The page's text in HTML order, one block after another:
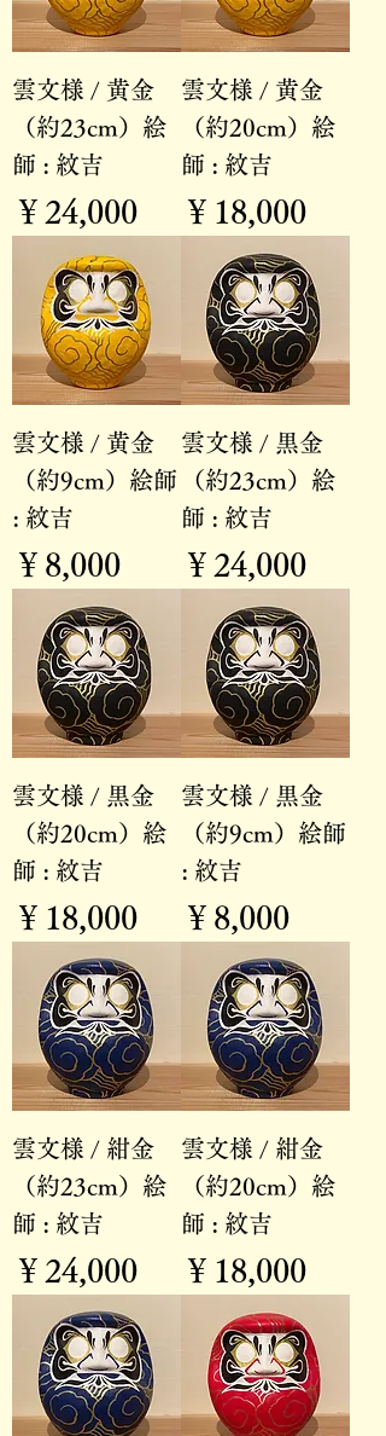
雲文様 / 黄金
（約23cm）絵
師 : 紋吉
価格
￥24,000
雲文様 / 黄金
（約20cm）絵
師 : 紋吉
価格
￥18,000
雲文様 / 黄金
（約9cm）絵師
: 紋吉
価格
￥8,000
雲文様 / 黒金
（約23cm）絵
師 : 紋吉
価格
￥24,000
雲文様 / 黒金
（約20cm）絵
師 : 紋吉
価格
￥18,000
雲文様 / 黒金
（約9cm）絵師
: 紋吉
価格
￥8,000
雲文様 / 紺金
（約23cm）絵
師 : 紋吉
価格
￥24,000
雲文様 / 紺金
（約20cm）絵
師 : 紋吉
価格
￥18,000